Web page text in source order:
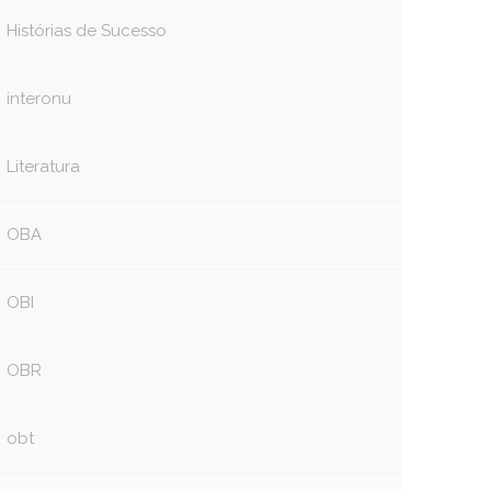
Histórias de Sucesso
interonu
Literatura
OBA
OBI
OBR
obt